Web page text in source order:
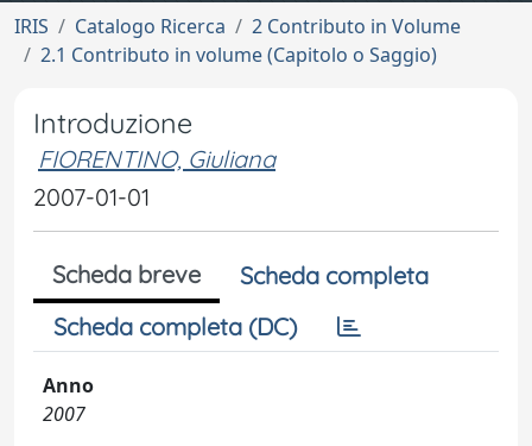
IRIS Catalogo Ricerca
2 Contributo in Volume
2.1 Contributo in volume (Capitolo o Saggio)
Introduzione
FIORENTINO, Giuliana
2007-01-01
Scheda breve
Scheda completa
Scheda completa (DC)
Anno
2007